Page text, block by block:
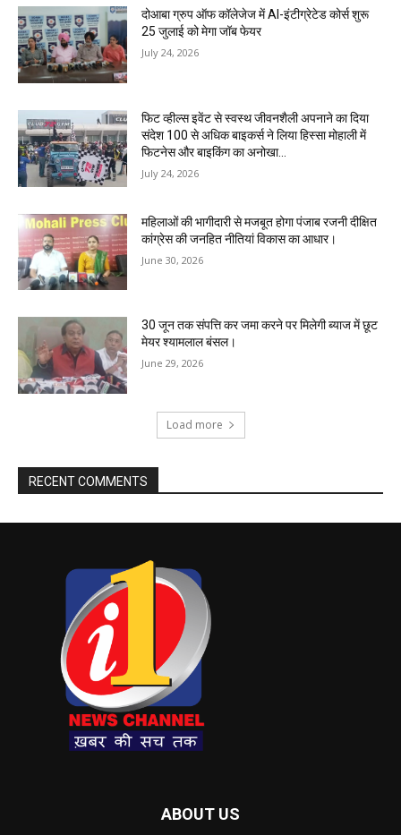
दोआबा ग्रुप ऑफ कॉलेजेज में AI-इंटीग्रेटेड कोर्स शुरू
25 जुलाई को मेगा जॉब फेयर
July 24, 2026
फिट व्हील्स इवेंट से स्वस्थ जीवनशैली अपनाने का दिया
संदेश 100 से अधिक बाइकर्स ने लिया हिस्सा मोहाली में
फिटनेस और बाइकिंग का अनोखा...
July 24, 2026
महिलाओं की भागीदारी से मजबूत होगा पंजाब रजनी दीक्षित
कांग्रेस की जनहित नीतियां विकास का आधार।
June 30, 2026
30 जून तक संपत्ति कर जमा करने पर मिलेगी ब्याज में छूट
मेयर श्यामलाल बंसल।
June 29, 2026
Load more
RECENT COMMENTS
ABOUT US